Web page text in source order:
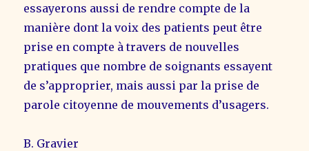
essayerons aussi de rendre compte de la
manière dont la voix des patients peut être
prise en compte à travers de nouvelles
pratiques que nombre de soignants essayent
de s’approprier, mais aussi par la prise de
parole citoyenne de mouvements d’usagers.
B. Gravier